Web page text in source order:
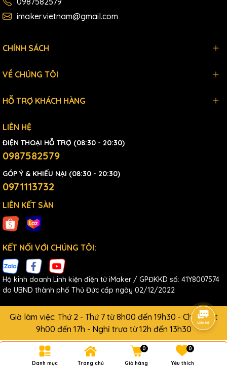
imakervietnam@gmail.com
CHÍNH SÁCH
VỀ CHÚNG TÔI
HỖ TRỢ KHÁCH HÀNG
LIÊN HỆ
ĐIỆN THOẠI HỖ TRỢ (08:30 - 20:30)
0987582579
GÓP Ý & KHIẾU NẠI (08:30 - 20:30)
0971113732
LIÊN KẾT SÀN
KẾT NỐI VỚI CHÚNG TÔI:
Hộ kinh doanh Linh kiện điện tử iMaker / GPĐKKD số: 41Y8007574
do UBND thành phố Thủ Đức cấp ngày 02/12/2022
Giờ làm việc: Thứ 2 - Thứ 7 từ 8h00 đến 19h30 - Chủ Nhật
9h00 đến 17h - Nghỉ trưa từ 12h đến 13h30
Danh mục Trang chủ Giỏ hàng
0
Yêu thích
0